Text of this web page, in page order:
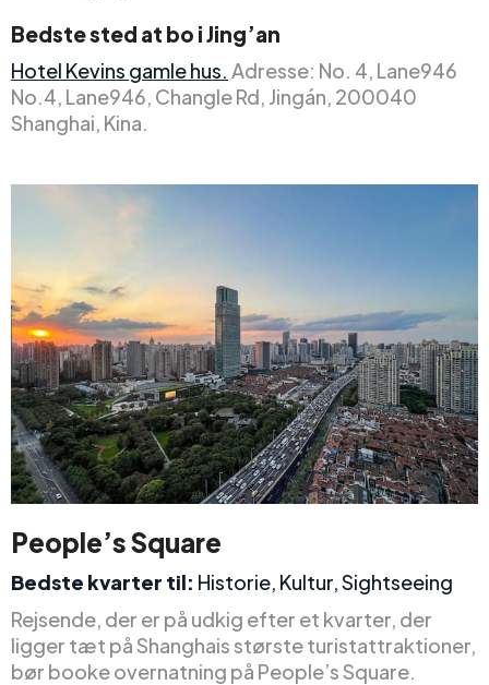
Bedste sted at bo i Jing’an
Hotel Kevins gamle hus. Adresse: No. 4, Lane946
No.4, Lane946, Changle Rd, Jingán, 200040
Shanghai, Kina.
People’s Square
Bedste kvarter til: Historie, Kultur, Sightseeing
Rejsende, der er på udkig efter et kvarter, der
ligger tæt på Shanghais største turistattraktioner,
bør booke overnatning på People’s Square.